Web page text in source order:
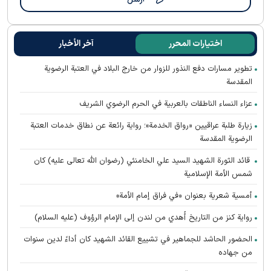
اختيارات المحرر آخر الأخبار
تطوير مسارات دفع النذور للزوار من خارج البلاد في العتبة الرضوية
المقدسة
عزاء النساء الناطقات بالعربية في الحرم الرضوي الشريف
زيارة طلبة عراقيين «رواق الخدمة»؛ رواية رائعة عن نطاق خدمات العتبة
الرضوية المقدسة
قائد الثورة الشهيد السيد علي الخامنئي (رضوان الله تعالى عليه) كان
شمس الأمة الإسلامية
أمسية شعرية بعنوان «في فراق إمام الأمة»
رواية كنز من التاريخ أُهدي من لندن إلى الإمام الرؤوف (عليه السلام)
الحضور الحاشد للجماهير في تشييع القائد الشهيد كان أداءً لدين سنوات
من جهاده